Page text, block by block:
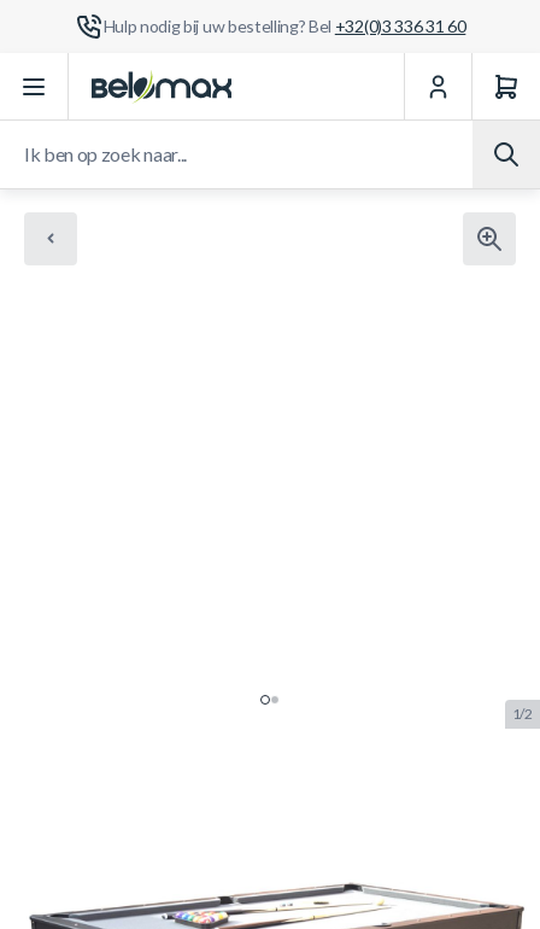
Hulp nodig bij uw bestelling? Bel +32(0)3 336 31 60
Ga naar de inhoud
1/2
TopTable